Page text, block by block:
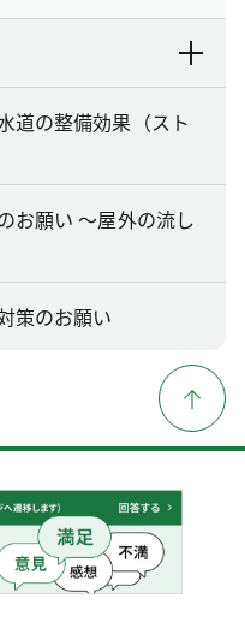
道の整備効果（スト
お願い ～屋外の流し
策のお願い